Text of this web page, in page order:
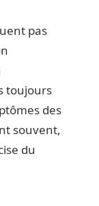
pas
toujours
des
souvent,
du